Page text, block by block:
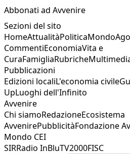
Abbonati ad Avvenire
Sezioni del sito
HomeAttualitàPoliticaMondo
CommentiEconomiaVita e
CuraFamigliaRubriche
Pubblicazioni
Edizioni localiL'economia civile
UpLuoghi dell'Infinito
Avvenire
Chi siamoRedazioneEcosistema
AvvenirePubblicitàFondazione
Mondo CEI
SIRRadio InBluTV2000FISC